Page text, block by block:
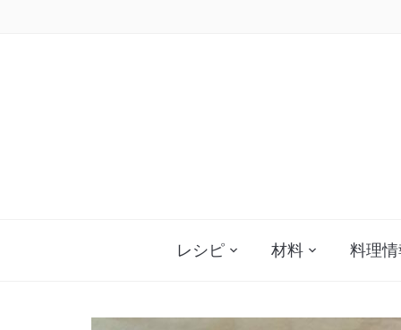
レシピ 材料 料理情